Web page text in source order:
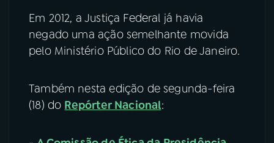
Em 2012, a Justiça Federal já havia
negado uma ação semelhante movida
pelo Ministério Público do Rio de Janeiro.
Também nesta edição de segunda-feira
(18) do Repórter Nacional: